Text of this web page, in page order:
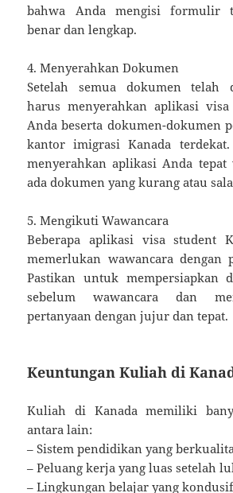
bahwa Anda mengisi formulir
benar dan lengkap.
4. Menyerahkan Dokumen
Setelah semua dokumen telah
harus menyerahkan aplikasi visa
Anda beserta dokumen-dokumen
kantor imigrasi Kanada
menyerahkan aplikasi Anda
ada dokumen yang kurang atau
5. Mengikuti Wawancara
Beberapa aplikasi visa student
memerlukan wawancara dengan
Pastikan untuk mempersiapkan
sebelum wawancara dan
pertanyaan dengan jujur dan tepat.
Keuntungan Kuliah di
Kuliah di Kanada memiliki
antara lain:
– Sistem pendidikan yang
– Peluang kerja yang luas setelah
– Lingkungan belajar yang